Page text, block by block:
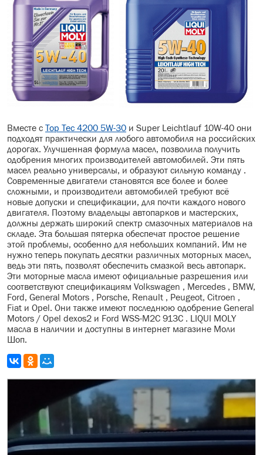
Вместе с Top Tec 4200 5W-30 и Super Leichtlauf 10W-40 они
подходят практически для любого автомобиля на российских
дорогах. Улучшенная формула масел, позволила получить
одобрения многих производителей автомобилей. Эти пять
масел реально универсалы, и образуют сильную команду .
Современные двигатели становятся все более и более
сложными, и производители автомобилей требуют всё
новые допуски и спецификации, для почти каждого нового
двигателя. Поэтому владельцы автопарков и мастерских,
должны держать широкий спектр смазочных материалов на
складе. Эта большая пятерка обеспечат простое решение
этой проблемы, особенно для небольших компаний. Им не
нужно теперь покупать десятки различных моторных масел,
ведь эти пять, позволят обеспечить смазкой весь автопарк.
Эти моторные масла имеют официальные разрешения или
соответствуют спецификациям Volkswagen , Mercedes , BMW,
Ford, General Motors , Porsche, Renault , Peugeot, Citroen ,
Fiat и Opel. Они также имеют последнюю одобрение General
Motors / Opel dexos2 и Ford WSS-M2C 913C . LIQUI MOLY
масла в наличии и доступны в интернет магазине Моли
Шоп.